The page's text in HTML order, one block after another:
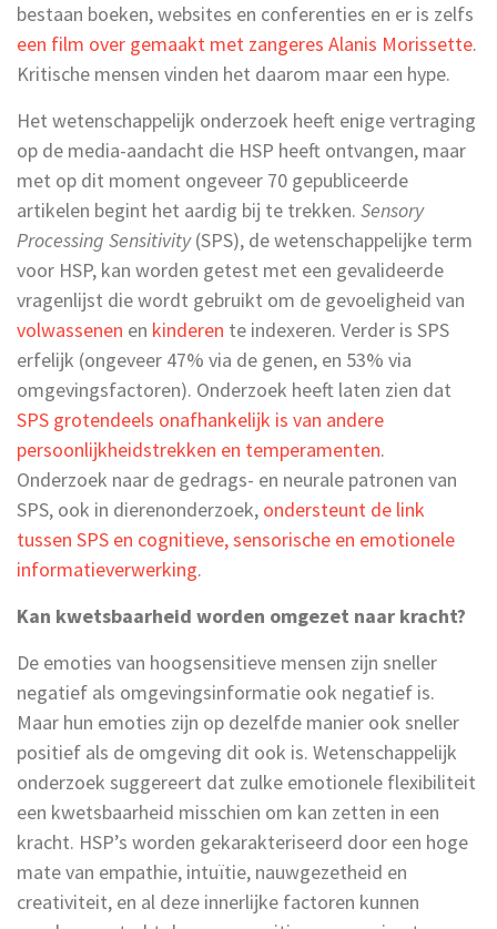
bestaan boeken, websites en conferenties en er is zelfs
een film over gemaakt met zangeres Alanis Morissette.
Kritische mensen vinden het daarom maar een hype.
Het wetenschappelijk onderzoek heeft enige vertraging
op de media-aandacht die HSP heeft ontvangen, maar
met op dit moment ongeveer 70 gepubliceerde
artikelen begint het aardig bij te trekken. Sensory
Processing Sensitivity(SPS), de wetenschappelijke term
voor HSP, kan worden getest met een gevalideerde
vragenlijst die wordt gebruikt om de gevoeligheid van
volwassenen en kinderen te indexeren. Verder is SPS
erfelijk (ongeveer 47% via de genen, en 53% via
omgevingsfactoren). Onderzoek heeft laten zien dat
SPS grotendeels onafhankelijk is van andere
persoonlijkheidstrekken en temperamenten.
Onderzoek naar de gedrags- en neurale patronen van
SPS, ook in dierenonderzoek, ondersteunt de link
tussen SPS en cognitieve, sensorische en emotionele
informatieverwerking.
Kan kwetsbaarheid worden omgezet naar kracht?
De emoties van hoogsensitieve mensen zijn sneller
negatief als omgevingsinformatie ook negatief is.
Maar hun emoties zijn op dezelfde manier ook sneller
positief als de omgeving dit ook is. Wetenschappelijk
onderzoek suggereert dat zulke emotionele flexibiliteit
een kwetsbaarheid misschien om kan zetten in een
kracht. HSP’s worden gekarakteriseerd door een hoge
mate van empathie, intuïtie, nauwgezetheid en
creativiteit, en al deze innerlijke factoren kunnen